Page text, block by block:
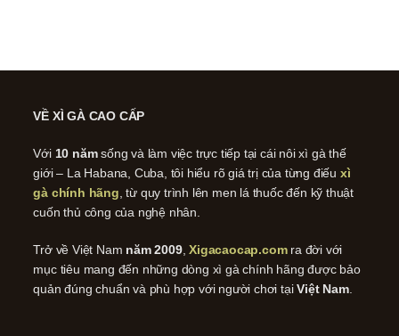
VỀ XÌ GÀ CAO CẤP
Với 10 nămsống và làm việc trực tiếp tại cái nôi xì gà thế
giới – La Habana, Cuba, tôi hiểu rõ giá trị của từng điếu xì
gà chính hãng , từ quy trình lên men lá thuốc đến kỹ thuật
cuốn thủ công của nghệ nhân.
Trở về Việt Nam năm 2009,Xigacaocap.comra đời với
mục tiêu mang đến những dòng xì gà chính hãng được bảo
quản đúng chuẩn và phù hợp với người chơi tạiViệt Nam.